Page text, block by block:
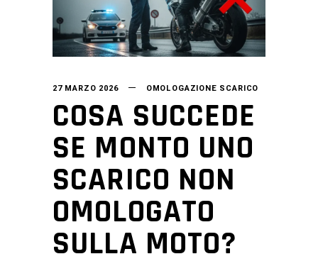
27 MARZO 2026 OMOLOGAZIONE SCARICO
COSA SUCCEDE
SE MONTO UNO
SCARICO NON
OMOLOGATO
SULLA MOTO?